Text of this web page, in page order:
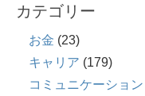
カテゴリー
お金 (23)
キャリア (179)
コミュニケーション